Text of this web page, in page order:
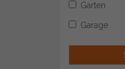
Garten
Garage